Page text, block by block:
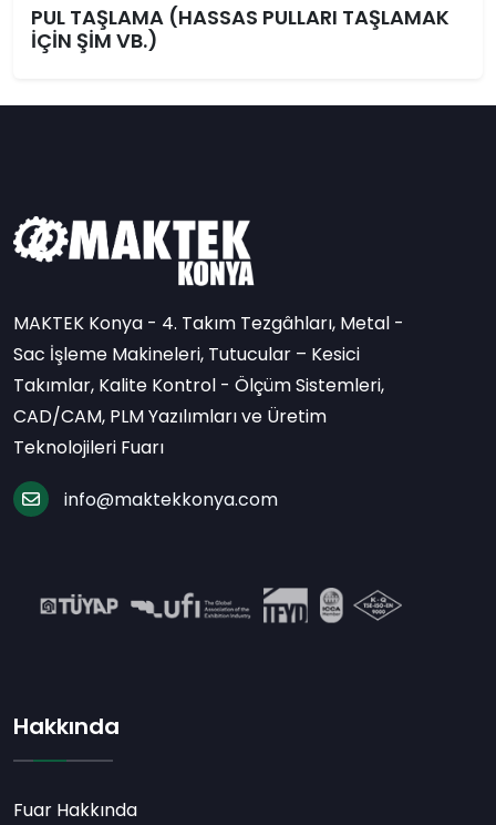
PUL TAŞLAMA (HASSAS PULLARI TAŞLAMAK
İÇİN ŞİM VB.)
MAKTEK Konya - 4. Takım Tezgâhları, Metal -
Sac İşleme Makineleri, Tutucular – Kesici
Takımlar, Kalite Kontrol - Ölçüm Sistemleri,
CAD/CAM, PLM Yazılımları ve Üretim
Teknolojileri Fuarı
info@maktekkonya.com
Hakkında
Fuar Hakkında